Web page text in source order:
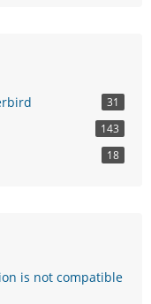
31
143
18
is not compatible